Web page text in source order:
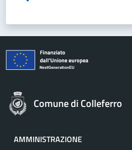
Comune di Colleferro
AMMINISTRAZIONE